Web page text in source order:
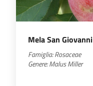
Mela San Giovanni
Famiglia: Rosaceae
Genere:Malus Miller